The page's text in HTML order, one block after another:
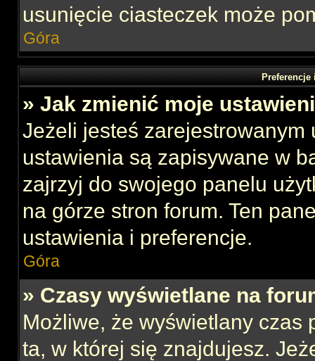
usunięcie ciasteczek może
Góra
» Jak zmienić moje
Jeżeli jesteś zarejestrowanym
ustawienia są zapisywane w
zajrzyj do swojego panelu
na górze stron forum. Ten
ustawienia i preferencje.
Góra
» Czasy wyświetlane na
Możliwe, że wyświetlany czas
ta, w której się znajdujesz.